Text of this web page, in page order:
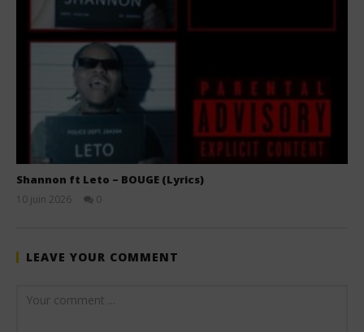
Shannon ft Leto – BOUGE (Lyrics)
10 juin 2026
0
LEAVE YOUR COMMENT